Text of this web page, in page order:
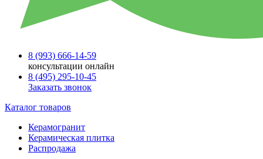
8 (993) 666-14-59
консультации онлайн
8 (495) 295-10-45
Заказать звонок
Каталог товаров
Керамогранит
Керамическая плитка
Распродажа